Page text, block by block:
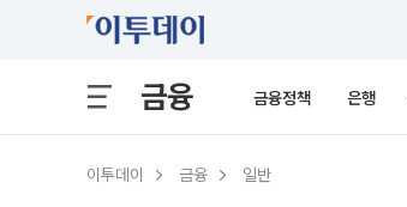
금융 금융정책 은행
이투데이 금융 일반